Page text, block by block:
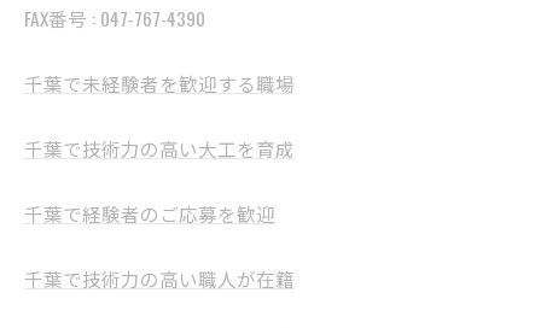
FAX番号 : 047-767-4390
千葉で未経験者を歓迎する職場
千葉で技術力の高い大工を育成
千葉で経験者のご応募を歓迎
千葉で技術力の高い職人が在籍